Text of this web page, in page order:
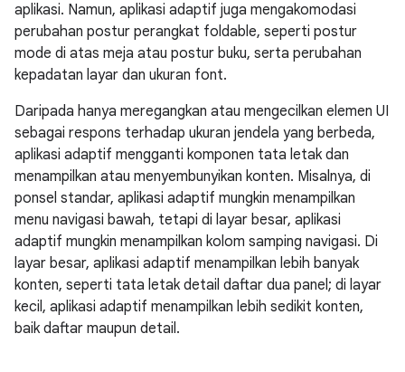
aplikasi. Namun, aplikasi adaptif juga mengakomodasi
perubahan postur perangkat foldable, seperti postur
mode di atas meja atau postur buku, serta perubahan
kepadatan layar dan ukuran font.
Daripada hanya meregangkan atau mengecilkan elemen UI
sebagai respons terhadap ukuran jendela yang berbeda,
aplikasi adaptif mengganti komponen tata letak dan
menampilkan atau menyembunyikan konten. Misalnya, di
ponsel standar, aplikasi adaptif mungkin menampilkan
menu navigasi bawah, tetapi di layar besar, aplikasi
adaptif mungkin menampilkan kolom samping navigasi. Di
layar besar, aplikasi adaptif menampilkan lebih banyak
konten, seperti tata letak detail daftar dua panel; di layar
kecil, aplikasi adaptif menampilkan lebih sedikit konten,
baik daftar maupun detail.